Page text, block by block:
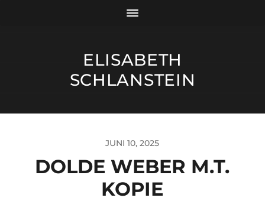
ELISABETH
SCHLANSTEIN
JUNI 10, 2025
DOLDE WEBER M.T.
KOPIE